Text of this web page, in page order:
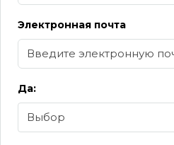
Электронная почта
Да:
Выбор